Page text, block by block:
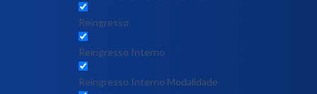
Reingresso
Reingresso Interno
Reingresso Interno Modalidade